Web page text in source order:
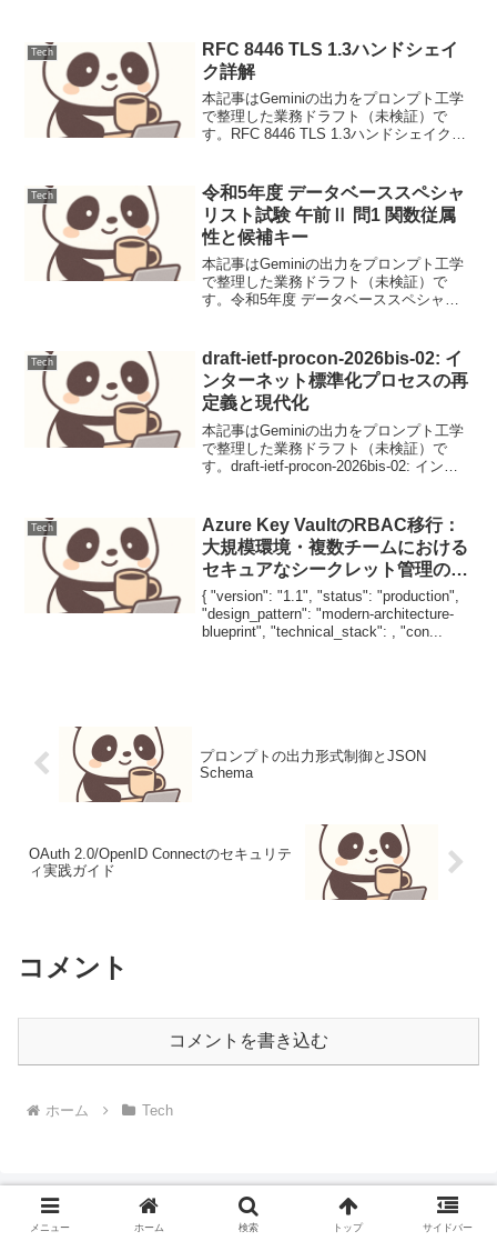
的に交流する新機軸SNS「Moltbook...
Tech
RFC 8446 TLS 1.3ハンドシェイ
ク詳解
本記事はGeminiの出力をプロンプト工学
で整理した業務ドラフト（未検証）で
す。RFC 8446 TLS 1.3ハンドシェイク詳
供するた...
Tech
令和5年度 データベーススペシャ
リスト試験 午前Ⅱ 問1 関数従属
性と候補キー
本記事はGeminiの出力をプロンプト工学
で整理した業務ドラフト（未検証）で
す。令和5年度 データベーススペシャリ
から候補キーを導出する問題であり、キ
ーの定義と属...
Tech
draft-ietf-procon-2026bis-02: イ
ンターネット標準化プロセスの再
定義と現代化
本記事はGeminiの出力をプロンプト工学
で整理した業務ドラフト（未検証）で
す。draft-ietf-procon-2026bis-02: インタ
1996年に規定されたR...
Tech
Azure Key VaultのRBAC移行：
大規模環境・複数チームにおける
セキュアなシークレット管理の最
適解
{ "version": "1.1", "status": "production",
"design_pattern": "modern-architecture-
blueprint", "technical_stack": , "con...
プロンプトの出力形式制御とJSON
Schema
OAuth 2.0/OpenID Connectのセキュリテ
ィ実践ガイド
コメント
コメントを書き込む
ホーム Tech
メニュー ホーム 検索 トップ サイドバー